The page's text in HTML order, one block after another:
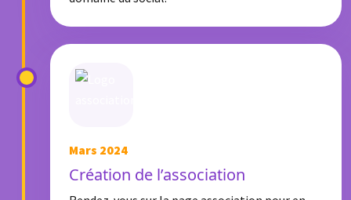
Mars 2024
Création de l’association